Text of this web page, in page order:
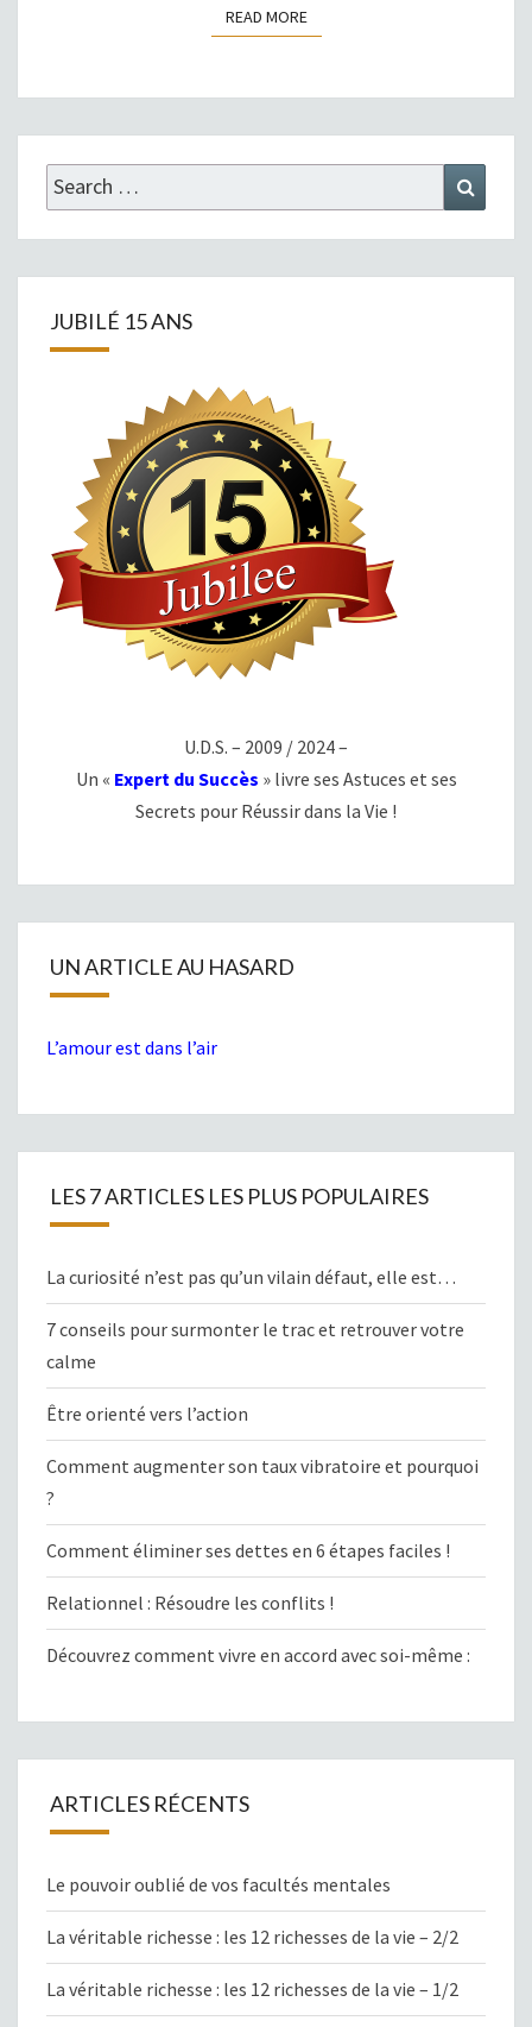
READ MOREREAD MORE
Search
for:
JUBILÉ 15 ANS
U.D.S. – 2009 / 2024 –
Un « Expert du Succès » livre ses Astuces et ses
Secrets pour Réussir dans la Vie !
UN ARTICLE AU HASARD
L’amour est dans l’air
LES 7 ARTICLES LES PLUS POPULAIRES
La curiosité n’est pas qu’un vilain défaut, elle est…
7 conseils pour surmonter le trac et retrouver votre
calme
Être orienté vers l’action
Comment augmenter son taux vibratoire et pourquoi
?
Comment éliminer ses dettes en 6 étapes faciles !
Relationnel : Résoudre les conflits !
Découvrez comment vivre en accord avec soi-même :
ARTICLES RÉCENTS
Le pouvoir oublié de vos facultés mentales
La véritable richesse : les 12 richesses de la vie – 2/2
La véritable richesse : les 12 richesses de la vie – 1/2